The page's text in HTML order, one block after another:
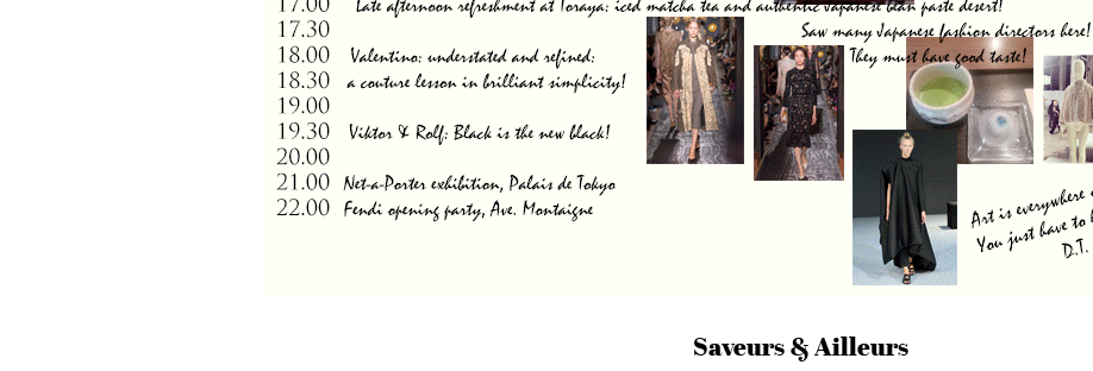
Saveurs & Ailleurs